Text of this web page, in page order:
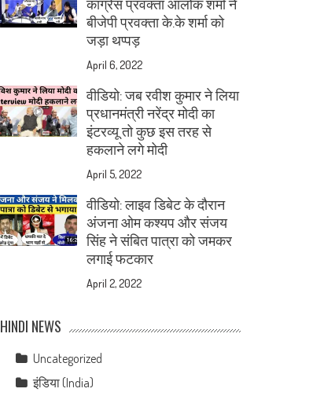
कांग्रेस प्रवक्ता आलोक शर्मा ने
बीजेपी प्रवक्ता के.के शर्मा को
जड़ा थप्पड़
April 6, 2022
वीडियो: जब रवीश कुमार ने लिया
प्रधानमंत्री नरेंद्र मोदी का
इंटरव्यू तो कुछ इस तरह से
हकलाने लगे मोदी
April 5, 2022
वीडियो: लाइव डिबेट के दौरान
अंजना ओम कश्यप और संजय
सिंह ने संबित पात्रा को जमकर
लगाई फटकार
April 2, 2022
HINDI NEWS
Uncategorized
इंडिया (India)